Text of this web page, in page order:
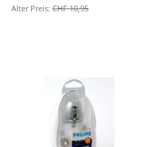
Alter Preis: CHF 10,95